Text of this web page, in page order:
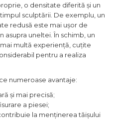
o densitate diferită și un
sculptării. De exemplu, un
redusă este mai ușor de
asupra uneltei. În schimb, un
multă experiență, cuțite
pentru a realiza
numeroase avantaje:
și mai precisă;
a piesei;
la menținerea tăișului